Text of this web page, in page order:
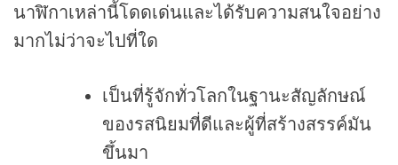
นาฬิกาเหล่านี้โดดเด่นและได้รับความสนใจอย่าง
มากไม่ว่าจะไปที่ใด
เป็นที่รู้จักทั่วโลกในฐานะสัญลักษณ์
ของรสนิยมที่ดีและผู้ที่สร้างสรรค์มัน
ขึ้นมา